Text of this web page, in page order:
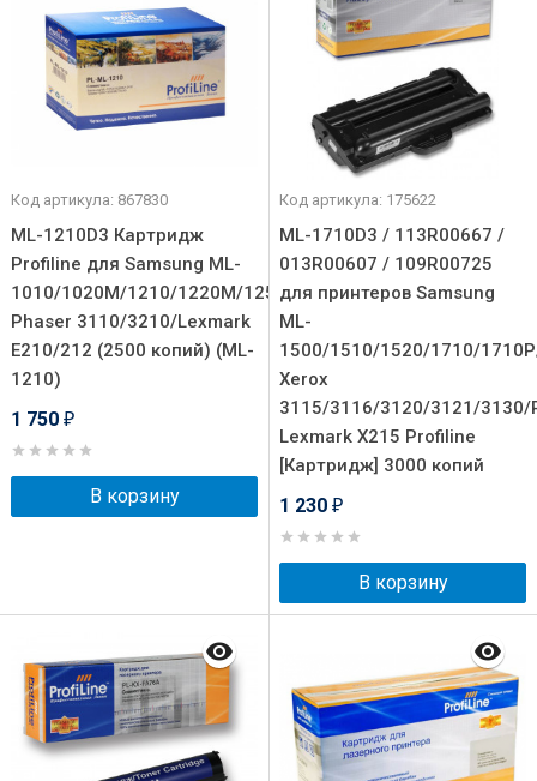
Код артикула: 867830
ML-1210D3 Картридж
Profiline для Samsung ML-
1010/1020M/1210/1220M/1250/1430/Xerox
Phaser 3110/3210/Lexmark
E210/212 (2500 копий) (ML-
1210)
1 750 ₽
В корзину
Код артикула: 175622
ML-1710D3 / 113R00667 /
013R00607 / 109R00725
для принтеров Samsung
ML-
1500/1510/1520/1710/
Xerox
3115/3116/3120/3121/3130/
Lexmark X215 Profiline
[Картридж] 3000 копий
1 230 ₽
В корзину